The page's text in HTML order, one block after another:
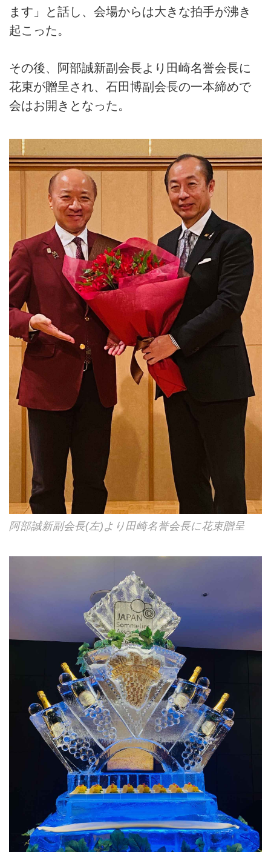
ます」と話し、会場からは大きな拍手が沸き
起こった。
その後、阿部誠新副会長より田崎名誉会長に
花束が贈呈され、石田博副会長の一本締めで
会はお開きとなった。
阿部誠新副会長(左)より田崎名誉会長に花束贈呈